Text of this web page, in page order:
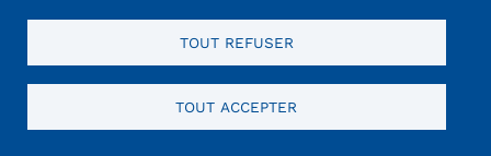
TOUT REFUSER
TOUT ACCEPTER